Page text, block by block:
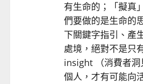
有生命的；「擬真
們要做的是生命的
下關鍵字指引、產
處境，絕對不是只
insight （消費者
個人，才有可能向